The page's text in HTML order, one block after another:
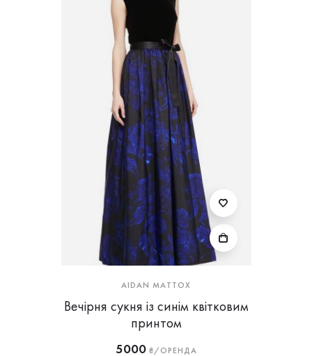
AIDAN MATTOX
Вечірня сукня із синім квітковим
принтом
5000₴/ОРЕНДА